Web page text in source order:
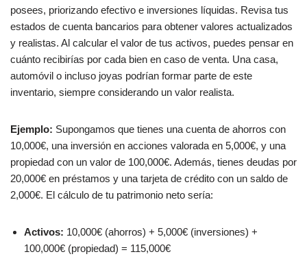
posees, priorizando efectivo e inversiones líquidas. Revisa tus
estados de cuenta bancarios para obtener valores actualizados
y realistas. Al calcular el valor de tus activos, puedes pensar en
cuánto recibirías por cada bien en caso de venta. Una casa,
automóvil o incluso joyas podrían formar parte de este
inventario, siempre considerando un valor realista.
Ejemplo: Supongamos que tienes una cuenta de ahorros con
10,000€, una inversión en acciones valorada en 5,000€, y una
propiedad con un valor de 100,000€. Además, tienes deudas por
20,000€ en préstamos y una tarjeta de crédito con un saldo de
2,000€. El cálculo de tu patrimonio neto sería:
Activos: 10,000€ (ahorros) + 5,000€ (inversiones) +
100,000€ (propiedad) = 115,000€